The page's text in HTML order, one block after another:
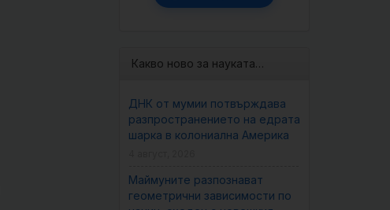
Какво ново за науката…
ДНК от мумии потвърждава
разпространението на едрата
шарка в колониална Америка
Маймуните разпознават
геометрични зависимости по